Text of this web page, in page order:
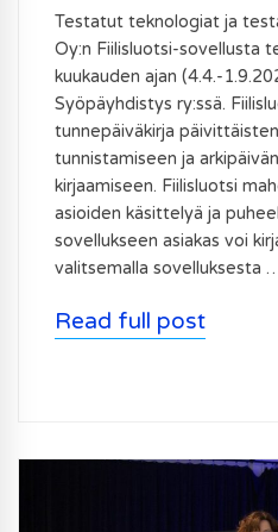
Testatut teknologiat ja
Oy:n Fiilisluotsi-sovellusta
kuukauden ajan (4.4.-
Syöpäyhdistys ry:ssä.
tunnepäiväkirja
tunnistamiseen ja
kirjaamiseen. Fiilisluotsi
asioiden käsittelyä ja
sovellukseen asiakas voi
valitsemalla sovelluksesta
Read full post